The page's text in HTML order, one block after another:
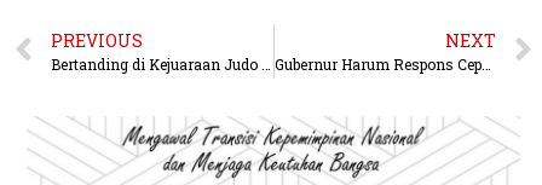
PREVIOUS NEXT
Gubernur Harum Respons Cepat Aspirasi Petani, Siapkan Tim Khusus Penyelesaian Konflik Lahan